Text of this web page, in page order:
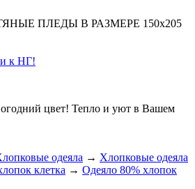
ПЛЕДЫ В РАЗМЕРЕ 150х205
к НГ!
цвет! Тепло и уют в Вашем
одеяла → Хлопковые одеяла
клетка → Одеяло 80% хлопок